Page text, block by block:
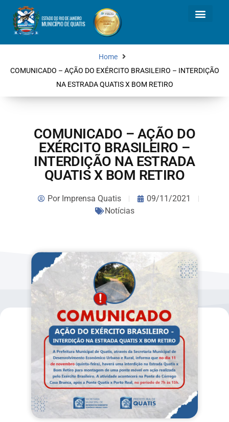
Home
COMUNICADO – AÇÃO DO EXÉRCITO BRASILEIRO – INTERDIÇÃO
NA ESTRADA QUATIS X BOM RETIRO
COMUNICADO – AÇÃO DO
EXÉRCITO BRASILEIRO –
INTERDIÇÃO NA ESTRADA
QUATIS X BOM RETIRO
PorImprensa Quatis
09/11/2021
Notícias